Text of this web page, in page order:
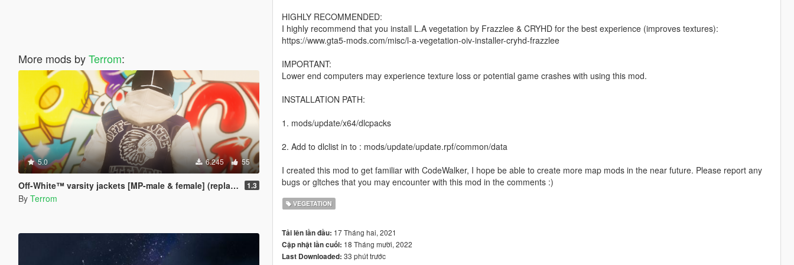
More mods byTerrom:
5.0 6.245 55
Off-White™ varsity jackets [MP-male & female] (replace) {9 total} 1.3
By Terrom
HIGHLY RECOMMENDED:
I highly recommend that you install L.A vegetation by Frazzlee & CRYHD for the best experience (improves textures):
https://www.gta5-mods.com/misc/l-a-vegetation-oiv-installer-cryhd-frazzlee
IMPORTANT:
Lower end computers may experience texture loss or potential game crashes with using this mod.
INSTALLATION PATH:
1. mods/update/x64/dlcpacks
2. Add to dlclist in to : mods/update/update.rpf/common/data
I created this mod to get familiar with CodeWalker, I hope be able to create more map mods in the near future. Please report any
bugs or gltches that you may encounter with this mod in the comments :)
VEGETATION
Tải lên lần đầu: 17 Tháng hai, 2021
Cập nhật lần cuối: 18 Tháng mười, 2022
Last Downloaded: 33 phút trước